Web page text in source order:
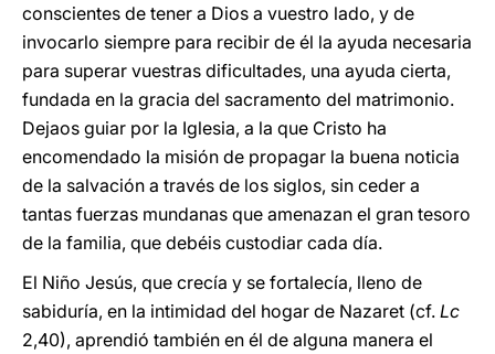
conscientes de tener a Dios a vuestro lado, y de
invocarlo siempre para recibir de él la ayuda necesaria
para superar vuestras dificultades, una ayuda cierta,
fundada en la gracia del sacramento del matrimonio.
Dejaos guiar por la Iglesia, a la que Cristo ha
encomendado la misión de propagar la buena noticia
de la salvación a través de los siglos, sin ceder a
tantas fuerzas mundanas que amenazan el gran tesoro
de la familia, que debéis custodiar cada día.
El Niño Jesús, que crecía y se fortalecía, lleno de
sabiduría, en la intimidad del hogar de Nazaret (cf. Lc
2,40), aprendió también en él de alguna manera el